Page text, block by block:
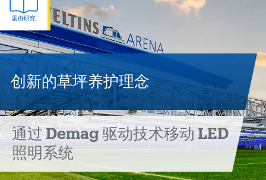
案例研究
功
能
竞
技
场
创新的草坪养护理念
通过 Demag 驱动技术移动 LED
照明系统